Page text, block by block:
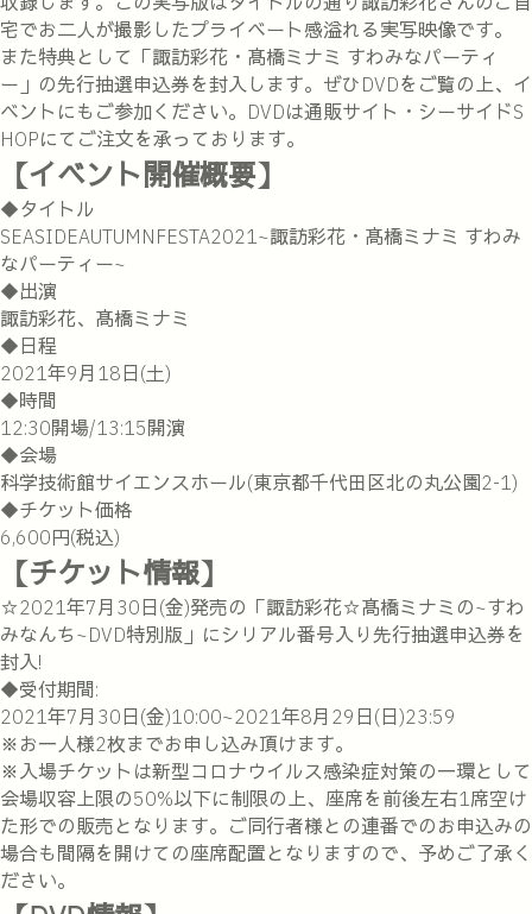
宅でお二人が撮影したプライベート感溢れる実写映像です。
また特典として「諏訪彩花・髙橋ミナミ すわみなパーティ
ー」の先行抽選申込券を封入します。ぜひDVDをご覧の上、イ
ベントにもご参加ください。DVDは通販サイト・シーサイドS
HOPにてご注文を承っております。
【イベント開催概要】
◆タイトル
SEASIDEAUTUMNFESTA2021~諏訪彩花・髙橋ミナミ すわみ
なパーティー~
◆出演
諏訪彩花、髙橋ミナミ
◆日程
2021年9月18日(土)
◆時間
12:30開場/13:15開演
◆会場
科学技術館サイエンスホール(東京都千代田区北の丸公園2-1)
◆チケット価格
6,600円(税込)
【チケット情報】
☆2021年7月30日(金)発売の「諏訪彩花☆髙橋ミナミの~すわ
みなんち~DVD特別版」にシリアル番号入り先行抽選申込券を
封入!
◆受付期間:
2021年7月30日(金)10:00~2021年8月29日(日)23:59
※お一人様2枚までお申し込み頂けます。
※入場チケットは新型コロナウイルス感染症対策の一環として
会場収容上限の50%以下に制限の上、座席を前後左右1席空け
た形での販売となります。ご同行者様との連番でのお申込みの
場合も間隔を開けての座席配置となりますので、予めご了承く
ださい。